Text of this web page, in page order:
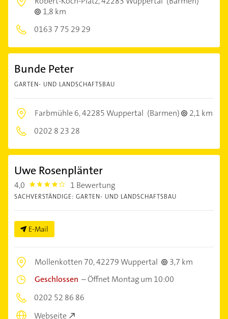
1,8 km
0163 7 75 29 29
Bunde Peter
GARTEN- UND LANDSCHAFTSBAU
Farbmühle 6,42285 Wuppertal (Barmen)
2,1 km
0202 8 23 28
Uwe Rosenplänter
4,0 4.0 1 Bewertung
SACHVERSTÄNDIGE: GARTEN- UND LANDSCHAFTSBAU
E-Mail
Mollenkotten 70,42279 Wuppertal
3,7 km
Geschlossen –Öffnet Montag um 10:00
0202 52 86 86
Webseite